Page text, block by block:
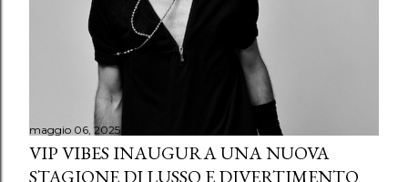
maggio 06, 2025
VIP VIBES INAUGURA UNA NUOVA
STAGIONE DI LUSSO E DIVERTIMENTO